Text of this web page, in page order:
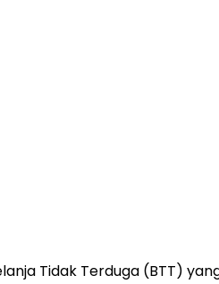
Tidak Terduga (BTT)